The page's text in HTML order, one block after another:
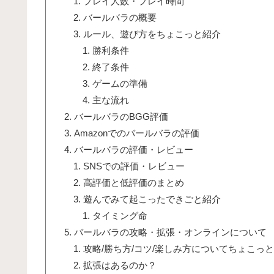
バールバラの概要
ルール、遊び方をちょこっと紹介
勝利条件
終了条件
ゲームの準備
主な流れ
バールバラのBGG評価
Amazonでのバールバラの評価
バールバラの評価・レビュー
SNSでの評価・レビュー
高評価と低評価のまとめ
遊んでみて起こったできごと紹介
タイミング命
バールバラの攻略・拡張・オンラインについて
攻略/勝ち方/コツ/楽しみ方についてちょこっ
拡張はあるのか？